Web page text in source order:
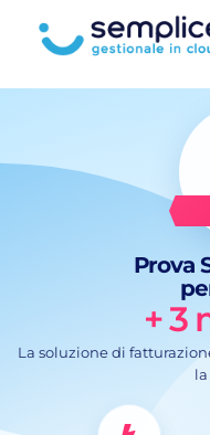
Prova
+ 3
La soluzione di